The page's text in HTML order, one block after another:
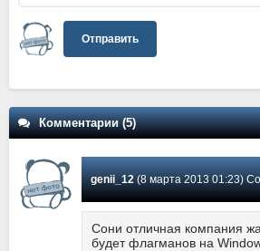
Отправить
Комментарии (5)
genii_12(8 марта 2013 01:23)
Сони отличная компания
будет флагманов на